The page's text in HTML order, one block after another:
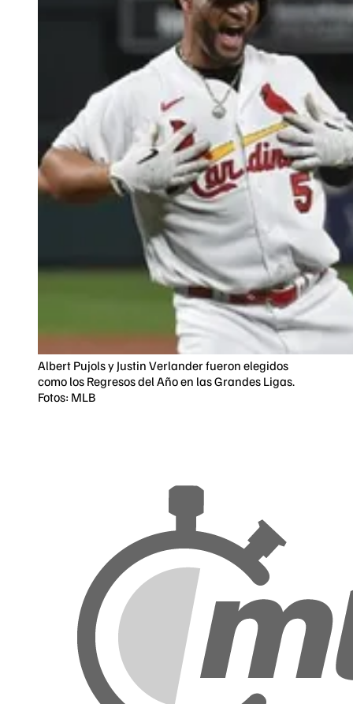
Albert Pujols y Justin Verlander fueron elegidos
como los Regresos del Año en las Grandes Ligas.
Fotos: MLB